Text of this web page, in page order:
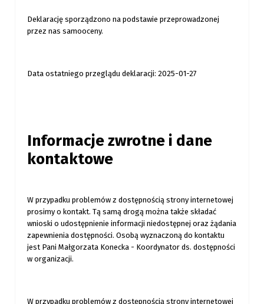
Deklarację sporządzono na podstawie przeprowadzonej
przez nas samooceny.
Data ostatniego przeglądu deklaracji: 2025-01-27
Informacje zwrotne i dane
kontaktowe
W przypadku problemów z dostępnością strony internetowej
prosimy o kontakt. Tą samą drogą można także składać
wnioski o udostępnienie informacji niedostępnej oraz żądania
zapewnienia dostępności. Osobą wyznaczoną do kontaktu
jest Pani Małgorzata Konecka - Koordynator ds. dostępności
w organizacji.
W przypadku problemów z dostępnością strony internetowej